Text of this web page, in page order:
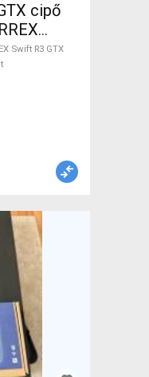
cipő
Zokni /
nem
Swift R3 GTX